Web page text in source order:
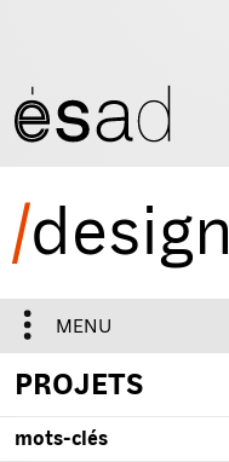
/design
MENU
PROJETS
mots-clés